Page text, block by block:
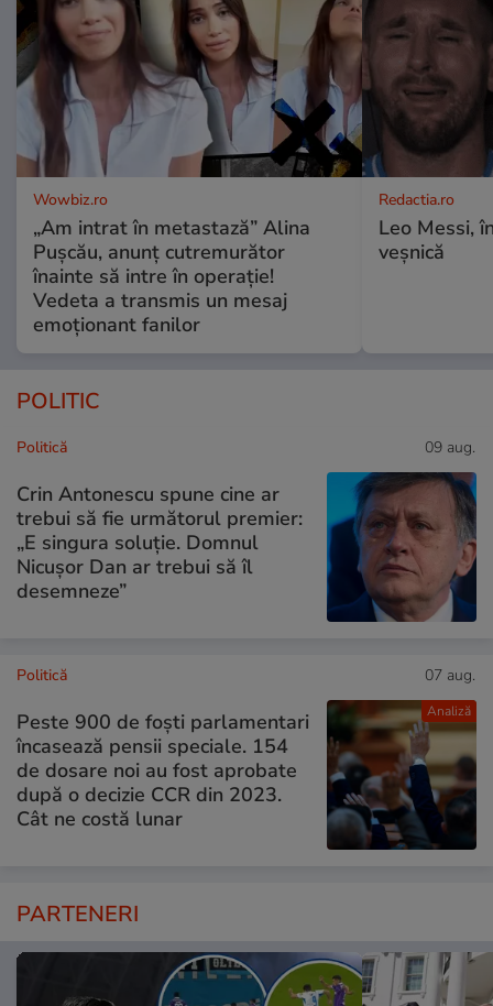
Wowbiz.ro
„Am intrat în metastază” Alina
Pușcău, anunț cutremurător
înainte să intre în operație!
Vedeta a transmis un mesaj
emoționant fanilor
Redactia.ro
Leo Messi,
veșnică
POLITIC
Politică 09 aug.
Crin Antonescu spune cine ar
trebui să fie următorul premier:
„E singura soluție. Domnul
Nicușor Dan ar trebui să îl
desemneze”
Analiză
Politică 07 aug.
Peste 900 de foști parlamentari
încasează pensii speciale. 154
de dosare noi au fost aprobate
după o decizie CCR din 2023.
Cât ne costă lunar
PARTENERI